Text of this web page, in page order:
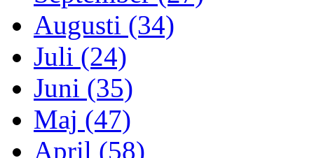
Augusti (34)
Juli (24)
Juni (35)
Maj (47)
April (58)